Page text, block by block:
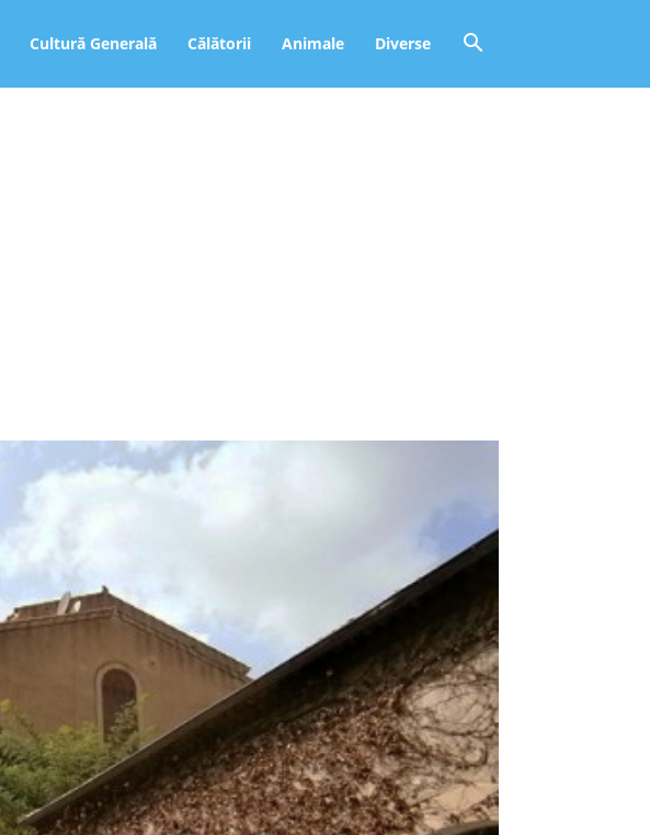
Cultură Generală Călătorii Animale Diverse